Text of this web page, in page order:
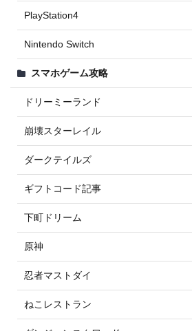
PlayStation4
Nintendo Switch
スマホゲーム攻略
ドリーミーランド
崩壊スターレイル
ダークテイルズ
ギフトコード記事
下町ドリーム
原神
忍者マストダイ
ねこレストラン